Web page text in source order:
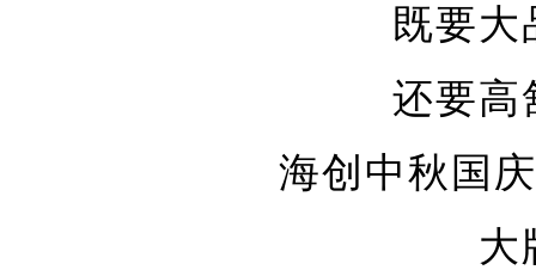
既要大
还要高
海创中秋国庆
大